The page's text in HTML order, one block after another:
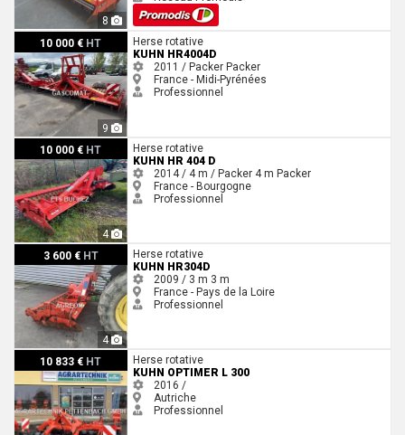
8
10 000 € HT
9
Kuhn HR4004D
Herse rotative
KUHN HR4004D
2011 / Packer Packer
France - Midi-Pyrénées
Professionnel
10 000 € HT
4
Kuhn HR 404 D
Herse rotative
KUHN HR 404 D
2014 / 4 m / Packer 4 m Packer
France - Bourgogne
Professionnel
3 600 € HT
4
Kuhn HR304D
Herse rotative
KUHN HR304D
2009 / 3 m 3 m
France - Pays de la Loire
Professionnel
10 833 € HT
Kuhn Optimer L 300
Herse rotative
KUHN OPTIMER L 300
2016 /
Autriche
Professionnel